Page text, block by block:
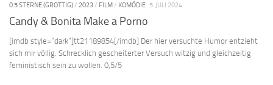
0.5 STERNE (GROTTIG)/ 2023/ FILM/ KOMÖDIE 5. JULI 2024
Candy & Bonita Make a Porno
[imdb style=“dark“]tt21189854[/imdb] Der hier versuchte Humor entzieht
sich mir völlig. Schrecklich gescheiterter Versuch witzig und gleichzeitig
feministisch sein zu wollen. 0,5/5